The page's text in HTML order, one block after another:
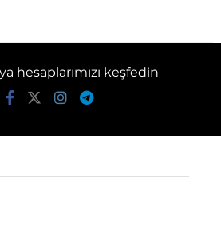
hesaplarımızı keşfedin